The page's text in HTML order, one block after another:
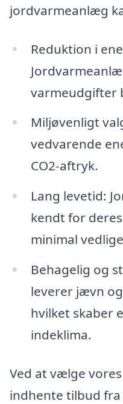
jordvarmeanlæg
Reduktion i
varmeudgifter
Miljøvenligt
vedvarende
CO2-aftryk.
Lang levetid:
kendt for
minimal
Behagelig og
leverer jævn
hvilket skaber
indeklima.
Ved at vælge
indhente tilbud